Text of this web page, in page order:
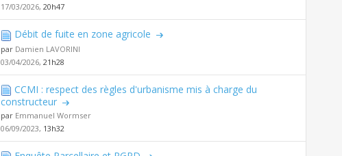
17/03/2026,20h47
Débit de fuite en zone agricole
par Damien LAVORINI
03/04/2026,21h28
CCMI : respect des règles d'urbanisme mis à charge du
constructeur
par Emmanuel Wormser
06/09/2023, 13h32